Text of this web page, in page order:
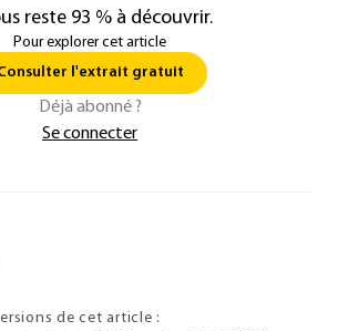
reste 93 % à découvrir.
Pour explorer cet article
l'extrait gratuit
Déjà abonné ?
Se connecter
de cet article :